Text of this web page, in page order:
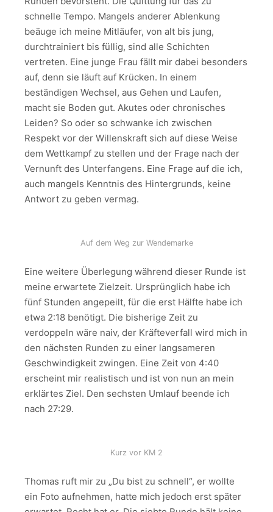
schnelle Tempo. Mangels anderer Ablenkung
beäuge ich meine Mitläufer, von alt bis jung,
durchtrainiert bis füllig, sind alle Schichten
vertreten. Eine junge Frau fällt mir dabei besonders
auf, denn sie läuft auf Krücken. In einem
beständigen Wechsel, aus Gehen und Laufen,
macht sie Boden gut. Akutes oder chronisches
Leiden? So oder so schwanke ich zwischen
Respekt vor der Willenskraft sich auf diese Weise
dem Wettkampf zu stellen und der Frage nach der
Vernunft des Unterfangens. Eine Frage auf die ich,
auch mangels Kenntnis des Hintergrunds, keine
Antwort zu geben vermag.
Auf dem Weg zur Wendemarke
Eine weitere Überlegung während dieser Runde ist
meine erwartete Zielzeit. Ursprünglich habe ich
fünf Stunden angepeilt, für die erst Hälfte habe ich
etwa 2:18 benötigt. Die bisherige Zeit zu
verdoppeln wäre naiv, der Kräfteverfall wird mich in
den nächsten Runden zu einer langsameren
Geschwindigkeit zwingen. Eine Zeit von 4:40
erscheint mir realistisch und ist von nun an mein
erklärtes Ziel. Den sechsten Umlauf beende ich
nach 27:29.
Kurz vor KM 2
Thomas ruft mir zu „Du bist zu schnell“, er wollte
ein Foto aufnehmen, hatte mich jedoch erst später